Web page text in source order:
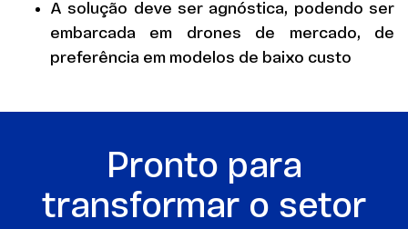
A solução deve ser agnóstica, podendo ser
embarcada em drones de mercado, de
preferência em modelos de baixo custo
Pronto para
transformar o setor